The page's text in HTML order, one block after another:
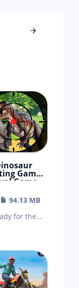
Game:
Game
94.13 MB
for the